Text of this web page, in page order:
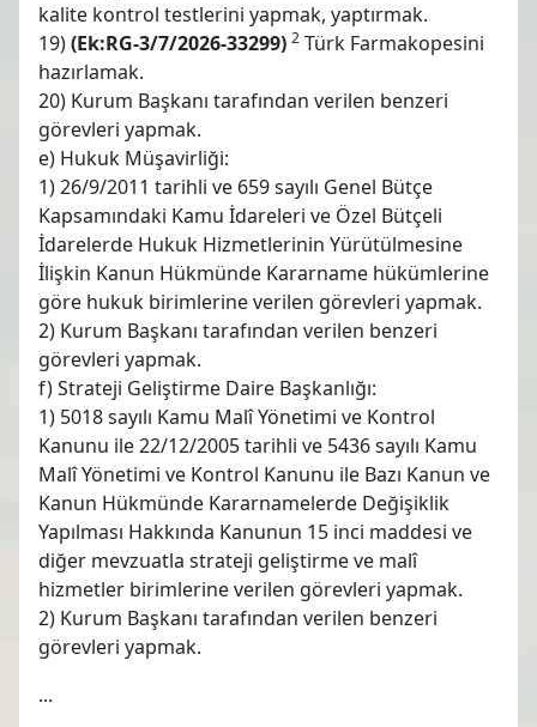
kalite kontrol testlerini yapmak, yaptırmak.
19)(Ek:RG-3/7/2026-33299) 2 Türk Farmakopesini
hazırlamak.
20) Kurum Başkanı tarafından verilen benzeri
görevleri yapmak.
e) Hukuk Müşavirliği:
1) 26/9/2011 tarihli ve 659 sayılı Genel Bütçe
Kapsamındaki Kamu İdareleri ve Özel Bütçeli
İdarelerde Hukuk Hizmetlerinin Yürütülmesine
İlişkin Kanun Hükmünde Kararname hükümlerine
göre hukuk birimlerine verilen görevleri yapmak.
2) Kurum Başkanı tarafından verilen benzeri
görevleri yapmak.
f) Strateji Geliştirme Daire Başkanlığı:
1) 5018 sayılı Kamu Malî Yönetimi ve Kontrol
Kanunu ile 22/12/2005 tarihli ve 5436 sayılı Kamu
Malî Yönetimi ve Kontrol Kanunu ile Bazı Kanun ve
Kanun Hükmünde Kararnamelerde Değişiklik
Yapılması Hakkında Kanunun 15 inci maddesi ve
diğer mevzuatla strateji geliştirme ve malî
hizmetler birimlerine verilen görevleri yapmak.
2) Kurum Başkanı tarafından verilen benzeri
görevleri yapmak.
...